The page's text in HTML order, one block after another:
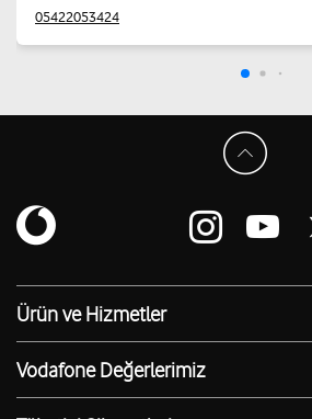
05422053424
Ürün ve Hizmetler
Yanımda Uygulaması
Vodafone 4.5G
Ürünler
Vodafone Değerlerimiz
Sosyal Destek